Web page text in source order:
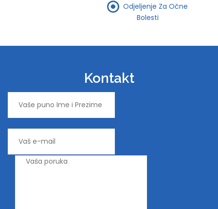
Odjeljenje Za Očne
Bolesti
Kontakt